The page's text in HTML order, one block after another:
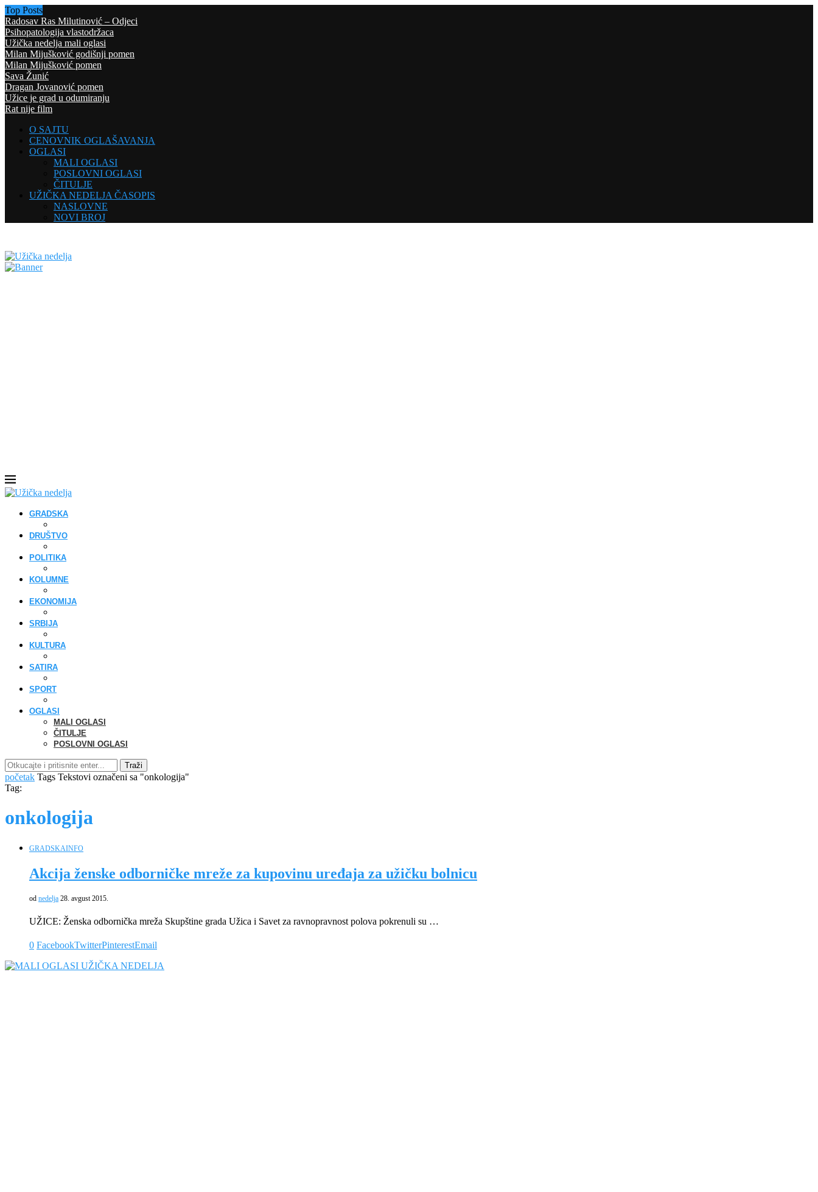
Top Posts
Radosav Ras Milutinović – Odjeci
Psihopatologija vlastodržaca
Užička nedelja mali oglasi
Milan Mijušković godišnji pomen
Milan Mijušković pomen
Sava Žunić
Dragan Jovanović pomen
Užice je grad u odumiranju
Rat nije film
O SAJTU
CENOVNIK OGLAŠAVANJA
OGLASI
MALI OGLASI
POSLOVNI OGLASI
ČITULJE
UŽIČKA NEDELJA ČASOPIS
NASLOVNE
NOVI BROJ
GRADSKA
DRUŠTVO
POLITIKA
KOLUMNE
EKONOMIJA
SRBIJA
KULTURA
SATIRA
SPORT
OGLASI
MALI OGLASI
ČITULJE
POSLOVNI OGLASI
Traži
početak Tags Tekstovi označeni sa "onkologija"
Tag:
onkologija
GRADSKAINFO
Akcija ženske odborničke mreže za kupovinu uređaja za užičku bolnicu
od nedelja 28. avgust 2015.
UŽICE: Ženska odbornička mreža Skupštine grada Užica i Savet za ravnopravnost polova pokrenuli su …
0 FacebookTwitterPinterestEmail